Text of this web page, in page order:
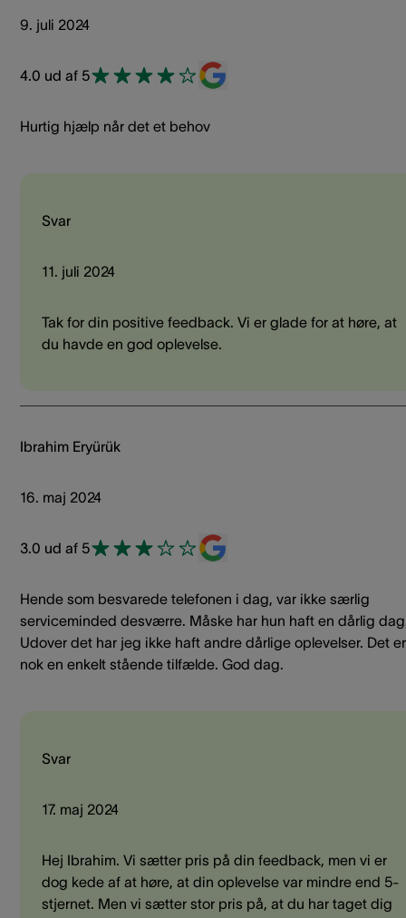
9. juli 2024
4.0 ud af 5
Hurtig hjælp når det et behov
Svar
11. juli 2024
Tak for din positive feedback. Vi er glade for at høre, at
du havde en god oplevelse.
Ibrahim Eryürük
16. maj 2024
3.0 ud af 5
Hende som besvarede telefonen i dag, var ikke særlig
serviceminded desværre. Måske har hun haft en dårlig
Udover det har jeg ikke haft andre dårlige oplevelser. Det er
nok en enkelt stående tilfælde. God dag.
Svar
17. maj 2024
Hej Ibrahim. Vi sætter pris på din feedback, men vi er
dog kede af at høre, at din oplevelse var mindre end 5-
stjernet. Men vi sætter stor pris på, at du har taget dig